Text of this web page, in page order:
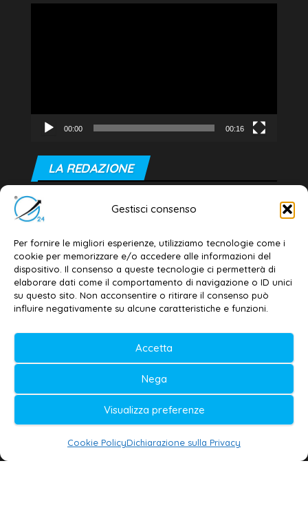
Gestisci consenso
Per fornire le migliori esperienze, utilizziamo tecnologie come i
cookie per memorizzare e/o accedere alle informazioni del
dispositivo. Il consenso a queste tecnologie ci permetterà di
elaborare dati come il comportamento di navigazione o ID unici
su questo sito. Non acconsentire o ritirare il consenso può
influire negativamente su alcune caratteristiche e funzioni.
Accetta
Nega
Visualizza preferenze
Cookie PolicyDichiarazione sulla Privacy
00:00 00:16
LA REDAZIONE
Editore e direttore responsabile:
Dott. Daniele G. Masciullo
Email: redazione@galatina24.it
Contatti –Disclaimer
Privacy policy –Cookie policy
Testata iscritta al n. 11/2020 Registro della
Stampa Tribunale di Lecce
Editore e direttore responsabile:
Daniele G. Masciullo